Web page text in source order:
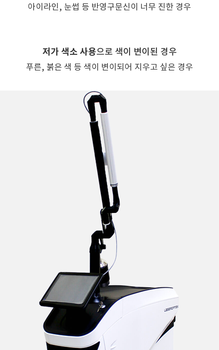
아이라인, 눈썹 등 반영구문신이 너무 진한 경우
저가 색소 사용으로 색이 변이된 경우
푸른, 붉은 색 등 색이 변이되어 지우고 싶은 경우